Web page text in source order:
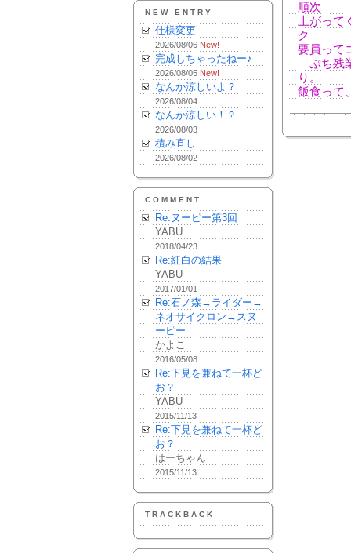
NEW ENTRY
仕様変更
2026/08/06 New!
完成しちゃったねー♪
2026/08/05 New!
なんか涼しいよ？
2026/08/04
なんか涼しい！？
2026/08/03
積み直し
2026/08/02
COMMENT
Re:ヌーピー第3回
YABU
2018/04/23
Re:紅白の結果
YABU
2017/01/01
Re:石ノ森→ライダー→
ネオサイクロン→スヌ
ーピー
かよこ
2016/05/08
Re:下見を兼ねて一杯ど
お？
YABU
2015/11/13
Re:下見を兼ねて一杯ど
お？
はーちゃん
2015/11/13
TRACKBACK
順次
上がっ
ク
要員って
ぷち残
り。
飯食って